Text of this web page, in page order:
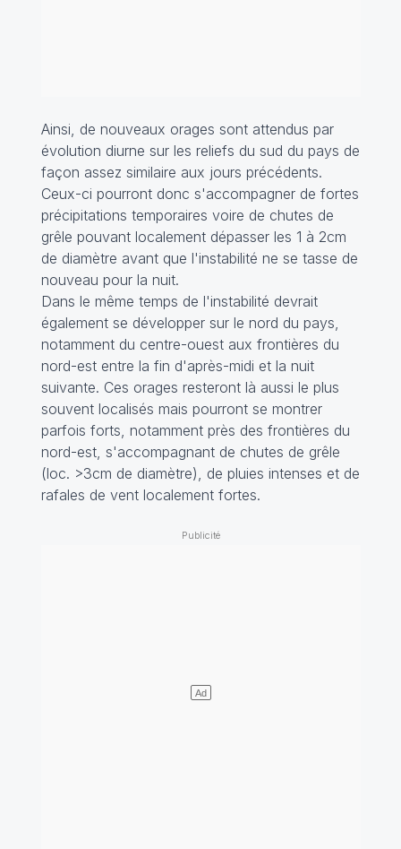
Ainsi, de nouveaux orages sont attendus par
évolution diurne sur les reliefs du sud du pays de
façon assez similaire aux jours précédents.
Ceux-ci pourront donc s'accompagner de fortes
précipitations temporaires voire de chutes de
grêle pouvant localement dépasser les 1 à 2cm
de diamètre avant que l'instabilité ne se tasse de
nouveau pour la nuit.
Dans le même temps de l'instabilité devrait
également se développer sur le nord du pays,
notamment du centre-ouest aux frontières du
nord-est entre la fin d'après-midi et la nuit
suivante. Ces orages resteront là aussi le plus
souvent localisés mais pourront se montrer
parfois forts, notamment près des frontières du
nord-est, s'accompagnant de chutes de grêle
(loc. >3cm de diamètre), de pluies intenses et de
rafales de vent localement fortes.